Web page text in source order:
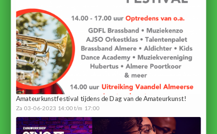
Amateurkunstfestival tijdens de Dag van de Amateurkunst!
Za 03-06-2023 14:00 t/m 17:00